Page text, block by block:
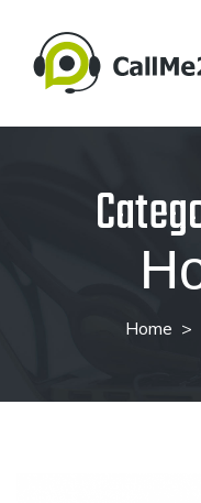
Home >